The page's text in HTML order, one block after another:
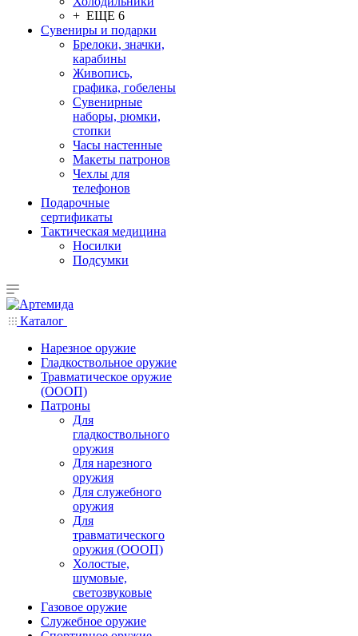
+ ЕЩЕ 6
Сувениры и подарки
Брелоки, значки,
карабины
Живопись,
графика, гобелены
Сувенирные
наборы, рюмки,
стопки
Часы настенные
Макеты патронов
Чехлы для
телефонов
Подарочные
сертификаты
Тактическая медицина
Носилки
Подсумки
Каталог
Нарезное оружие
Гладкоствольное оружие
Травматическое оружие
(ОООП)
Патроны
Для
гладкоствольного
оружия
Для нарезного
оружия
Для служебного
оружия
Для
травматического
оружия (ОООП)
Холостые,
шумовые,
светозвуковые
Газовое оружие
Служебное оружие